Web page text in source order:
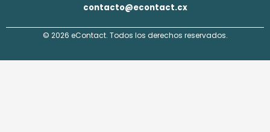
contacto@econtact.cx
© 2026 eContact. Todos los derechos reservados.